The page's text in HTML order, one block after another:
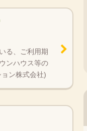
る、ご利用期
ンハウス等の
ン株式会社)